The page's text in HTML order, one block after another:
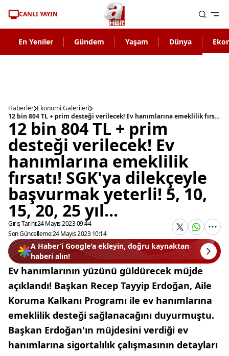
CANLI YAYIN
En Yeniler Gündem Yaşam Dünya
Haberler Ekonomi Galerileri
12 bin 804 TL + prim desteği verilecek! Ev hanımlarına emeklilik fırsatı! SGK'ya dilekçeyle başvurmak yeterli! 5, 10, 15, 20, 25 yıl...
12 bin 804 TL + prim
desteği verilecek! Ev
hanımlarına emeklilik
fırsatı! SGK'ya dilekçeyle
başvurmak yeterli! 5, 10,
15, 20, 25 yıl...
Giriş Tarihi:24 Mayıs 2023 09:44
Son Güncelleme:24 Mayıs 2023 10:14
A Haber’i Google'a ekleyin, doğru kaynaktan
haberi alın!
Ev hanımlarının yüzünü güldürecek müjde
açıklandı! Başkan Recep Tayyip Erdoğan, Aile
Koruma Kalkanı Programı ile ev hanımlarına
emeklilik desteği sağlanacağını duyurmuştu.
Başkan Erdoğan'ın müjdesini verdiği ev
hanımlarına sigortalılık çalışmasının detayları